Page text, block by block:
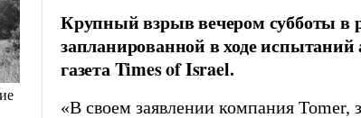
Крупный взрыв вечером субботы
запланированной в ходе
газета Times of Israel.
«В своем заявлении компания Tomer,